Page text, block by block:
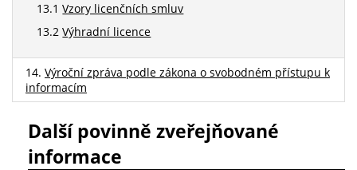
13.1Vzory licenčních smluv
13.2Výhradní licence
14. Výroční zpráva podle zákona o svobodném přístupu k
informacím
Další povinně zveřejňované
informace